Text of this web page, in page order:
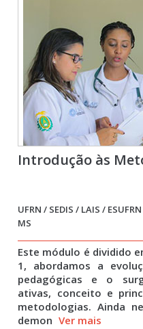
Introdução às
UFRN / SEDIS / LAIS /
MS
Este módulo é dividido
1, abordamos a
pedagógicas e o
ativas, conceito e
metodologias. Ainda
demon Ver mais